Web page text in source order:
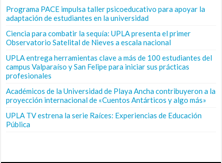
Programa PACE impulsa taller psicoeducativo para apoyar la
adaptación de estudiantes en la universidad
Ciencia para combatir la sequía: UPLA presenta el primer
Observatorio Satelital de Nieves a escala nacional
UPLA entrega herramientas clave a más de 100 estudiantes del
campus Valparaíso y San Felipe para iniciar sus prácticas
profesionales
Académicos de la Universidad de Playa Ancha contribuyeron a la
proyección internacional de «Cuentos Antárticos y algo más»
UPLA TV estrena la serie Raíces: Experiencias de Educación
Pública